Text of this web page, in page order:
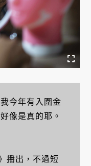
今年有入圍金
像是真的耶。
播出，不過短